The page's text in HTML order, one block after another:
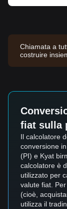
Chiamata a
costruire
fiat sulla
Il calcolatore
conversione
(PI) e Kyat
calcolatore è
utilizzato per
valute fiat.
(cioè,
utilizza il